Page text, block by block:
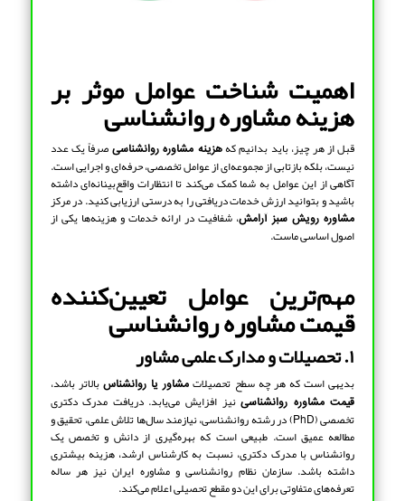
اهمیت شناخت عوامل موثر بر
هزینه مشاوره روانشناسی
قبل از هر چیز، باید بدانیم کههزینه مشاوره روانشناسی صرفاً یک عدد
نیست، بلکه بازتابی از مجموعه‌ای از عوامل تخصصی، حرفه‌ای و اجرایی است.
آگاهی از این عوامل به شما کمک می‌کند تا انتظارات واقع‌بینانه‌ای داشته
باشید و بتوانید ارزش خدمات دریافتی را به درستی ارزیابی کنید. در مرکز
مشاوره رویش سبز آرامش، شفافیت در ارائه خدمات و هزینه‌ها یکی از
اصول اساسی ماست.
مهم‌ترین عوامل تعیین‌کننده
قیمت مشاوره روانشناسی
۱. تحصیلات و مدارک علمی مشاور
بدیهی است که هر چه سطح تحصیلات مشاور یا روانشناس بالاتر باشد،
قیمت مشاوره روانشناسینیز افزایش می‌یابد. دریافت مدرک دکتری
تخصصی (PhD) در رشته روانشناسی، نیازمند سال‌ها تلاش علمی، تحقیق و
مطالعه عمیق است. طبیعی است که بهره‌گیری از دانش و تخصص یک
روانشناس با مدرک دکتری، نسبت به کارشناس ارشد، هزینه بیشتری
داشته باشد. سازمان نظام روانشناسی و مشاوره ایران نیز هر ساله
تعرفه‌های متفاوتی برای این دو مقطع تحصیلی اعلام می‌کند.